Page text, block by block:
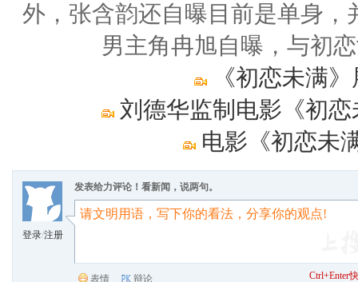
外，张含韵还自曝目前是单身，
男主角冉旭自曝，与初
《初恋未满
刘德华监制电影《初
电影《初恋未
登录/注册
发表给力评论！看新闻，说两句。
表情 辩论 Ctrl+Enter